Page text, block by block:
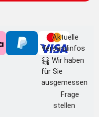
Aktuelle
Versandinfos
Wir haben
für Sie
ausgemessen
Frage
stellen